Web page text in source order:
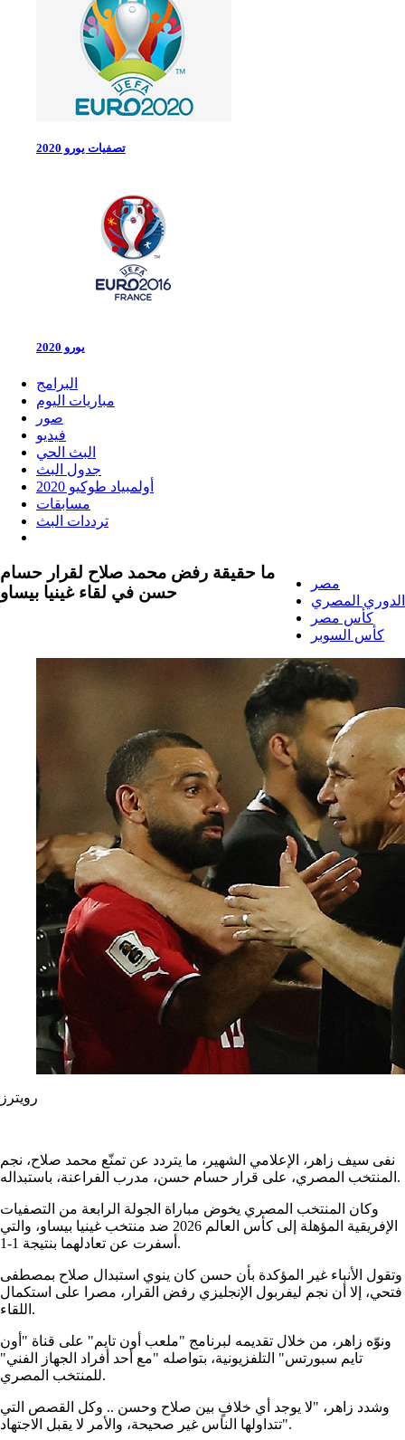
تصفيات يورو 2020
يورو 2020
البرامج
مباريات اليوم
صور
فيديو
البث الحي
جدول البث
أولمبياد طوكيو 2020
مسابقات
ترددات البث
مصر
الدوري المصري
كأس مصر
كأس السوبر
ما حقيقة رفض محمد صلاح لقرار حسام
حسن في لقاء غينيا بيساو
رويترز
نفى سيف زاهر، الإعلامي الشهير، ما يتردد عن تمنّع محمد صلاح، نجم
المنتخب المصري، على قرار حسام حسن، مدرب الفراعنة، باستبداله.
وكان المنتخب المصري يخوض مباراة الجولة الرابعة من التصفيات
الإفريقية المؤهلة إلى كأس العالم 2026 ضد منتخب غينيا بيساو، والتي
أسفرت عن تعادلهما بنتيجة 1-1.
وتقول الأنباء غير المؤكدة بأن حسن كان ينوي استبدال صلاح بمصطفى
فتحي، إلا أن نجم ليفربول الإنجليزي رفض القرار، مصرا على استكمال
اللقاء.
ونوّه زاهر، من خلال تقديمه لبرنامج "ملعب أون تايم" على قناة "أون
تايم سبورتس" التلفزيونية، بتواصله "مع أحد أفراد الجهاز الفني"
للمنتخب المصري.
وشدد زاهر، "لا يوجد أي خلافٍ بين صلاح وحسن .. وكل القصص التي
تتداولها الناس غير صحيحة، والأمر لا يقبل الاجتهاد".